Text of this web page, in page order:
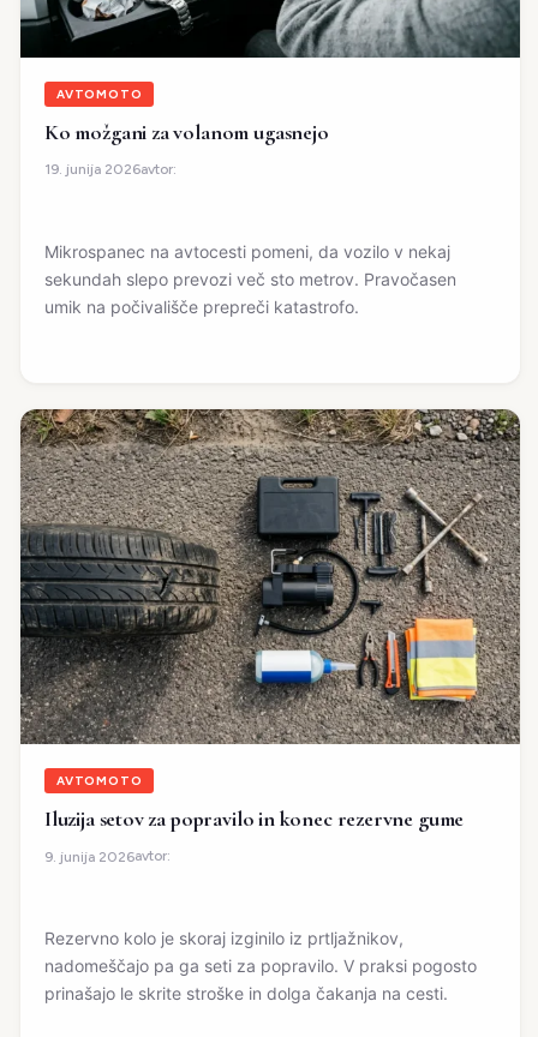
AVTOMOTO
Ko možgani za volanom ugasnejo
19. junija 2026avtor:
Mikrospanec na avtocesti pomeni, da vozilo v nekaj
sekundah slepo prevozi več sto metrov. Pravočasen
umik na počivališče prepreči katastrofo.
AVTOMOTO
Iluzija setov za popravilo in konec rezervne gume
9. junija 2026avtor:
Rezervno kolo je skoraj izginilo iz prtljažnikov,
nadomeščajo pa ga seti za popravilo. V praksi pogosto
prinašajo le skrite stroške in dolga čakanja na cesti.